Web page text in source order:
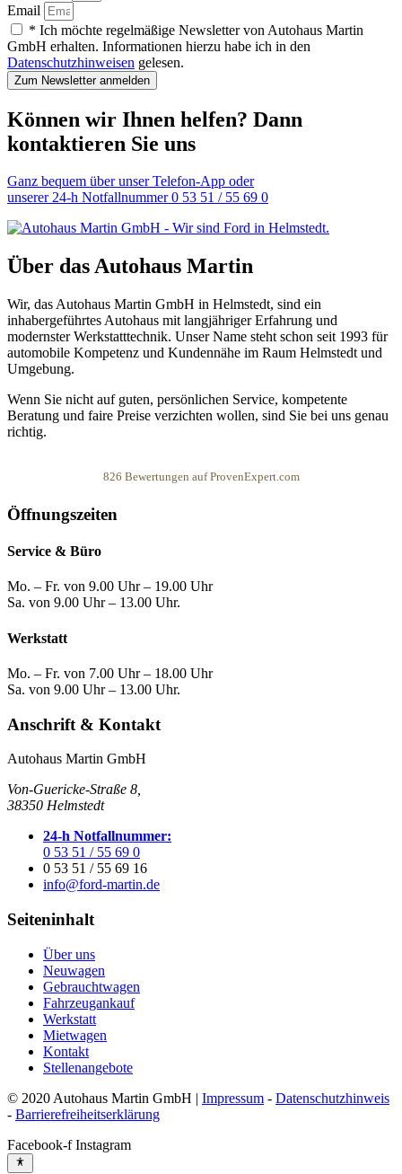
Email
* Ich möchte regelmäßige Newsletter von Autohaus Martin
GmbH erhalten. Informationen hierzu habe ich in den
Datenschutzhinweisen gelesen.
Zum Newsletter anmelden
Können wir Ihnen helfen? Dann
kontaktieren Sie uns
Ganz bequem über unser Telefon-App oder
unserer 24-h Notfallnummer 0 53 51 / 55 69 0
Über das Autohaus Martin
Wir, das Autohaus Martin GmbH in Helmstedt, sind ein
inhabergeführtes Autohaus mit langjähriger Erfahrung und
modernster Werkstatttechnik. Unser Name steht schon seit 1993 für
automobile Kompetenz und Kundennähe im Raum Helmstedt und
Umgebung.
Wenn Sie nicht auf guten, persönlichen Service, kompetente
Beratung und faire Preise verzichten wollen, sind Sie bei uns genau
richtig.
826 Bewertungen auf ProvenExpert.com
Öffnungszeiten
Service & Büro
Mo. – Fr. von 9.00 Uhr – 19.00 Uhr
Sa. von 9.00 Uhr – 13.00 Uhr.
Werkstatt
Mo. – Fr. von 7.00 Uhr – 18.00 Uhr
Sa. von 9.00 Uhr – 13.00 Uhr.
Anschrift & Kontakt
Autohaus Martin GmbH
Von-Guericke-Straße 8,
38350 Helmstedt
24-h Notfallnummer:
0 53 51 / 55 69 0
0 53 51 / 55 69 16
info@ford-martin.de
Seiteninhalt
Über uns
Neuwagen
Gebrauchtwagen
Fahrzeugankauf
Werkstatt
Mietwagen
Kontakt
Stellenangebote
© 2020 Autohaus Martin GmbH | Impressum - Datenschutzhinweis
- Barrierefreiheitserklärung
Facebook-f Instagram